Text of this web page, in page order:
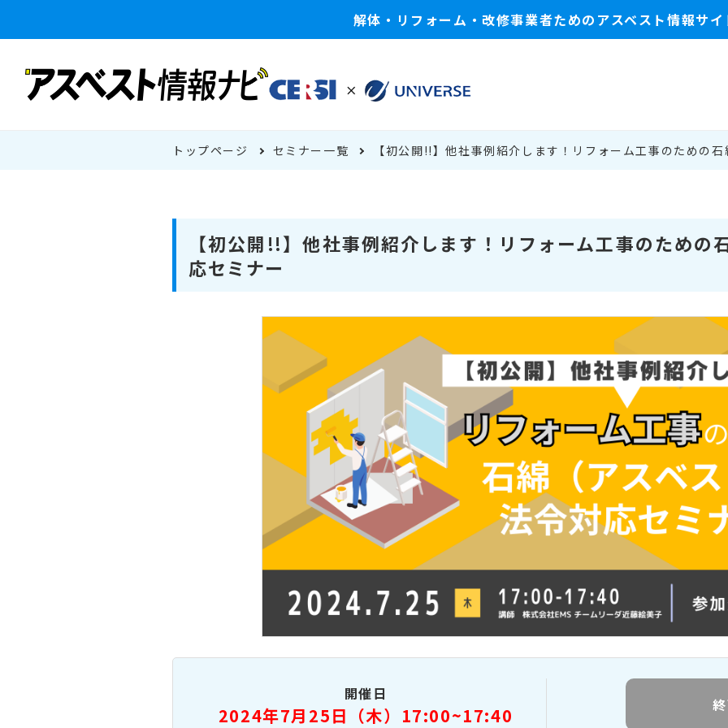
解体・リフォーム・改修事業者ためのアスベスト情報サイ
トップページ セミナー一覧 【初公開!!】他社事例紹介します！リフォーム工事のための
【初公開!!】他社事例紹介します！リフォーム工事のための
応セミナー
開催日
2024年7月25日（木）17:00~17:40